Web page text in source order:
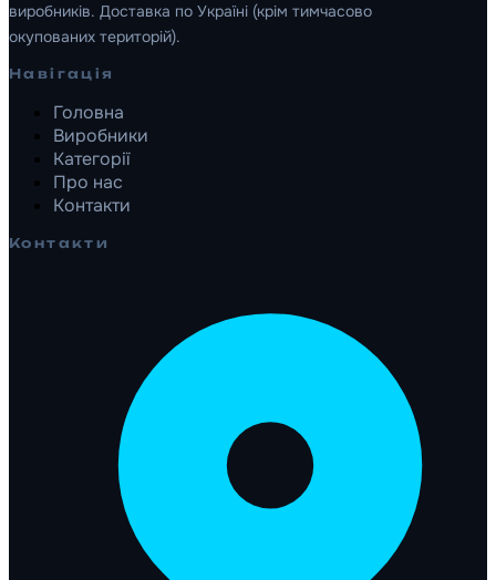
виробників. Доставка по Україні (крім тимчасово
окупованих територій).
Навігація
Головна
Виробники
Категорії
Про нас
Контакти
Контакти